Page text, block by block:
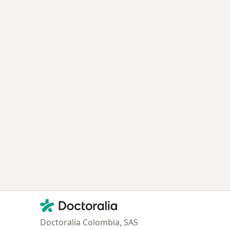
Contacto
Doctoralia - Página de inicio
Doctoralia Colombia, SAS